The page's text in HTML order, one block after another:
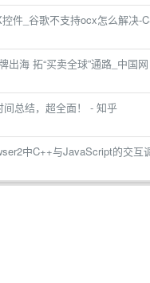
件_谷歌不支持ocx怎么解决-
出海 拓“买卖全球”通路_中国网
总结，超全面！ - 知乎
中C++与JavaScript的交互